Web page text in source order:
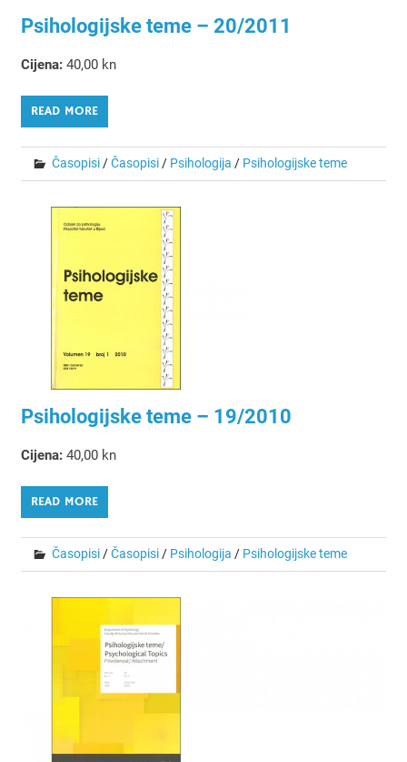
Psihologijske teme – 20/2011
Cijena:40,00 kn
READ MORE
Časopisi/Časopisi/ Psihologija / Psihologijske teme
Psihologijske teme – 19/2010
Cijena:40,00 kn
READ MORE
Časopisi/Časopisi/ Psihologija / Psihologijske teme